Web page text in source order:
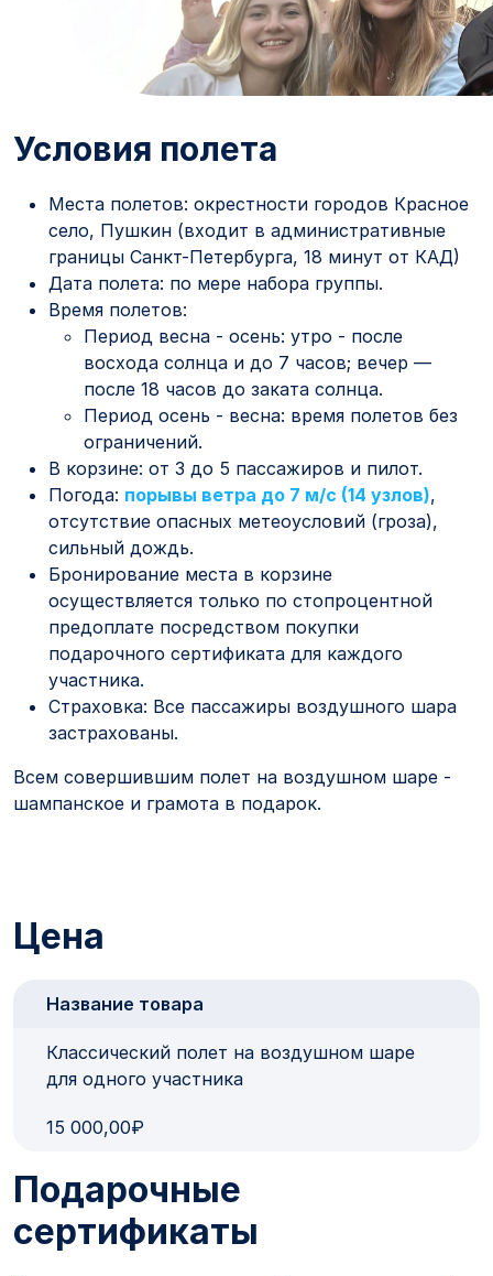
Условия полета
Места полетов: окрестности городов Красное
село, Пушкин (входит в административные
границы Санкт-Петербурга, 18 минут от КАД)
Дата полета: по мере набора группы.
Время полетов:
Период весна - осень: утро - после
восхода солнца и до 7 часов; вечер —
после 18 часов до заката солнца.
Период осень - весна: время полетов без
ограничений.
В корзине: от 3 до 5 пассажиров и пилот.
Погода: порывы ветра до 7 м/с (14 узлов),
отсутствие опасных метеоусловий (гроза),
сильный дождь.
Бронирование места в корзине
осуществляется только по стопроцентной
предоплате посредством покупки
подарочного сертификата для каждого
участника.
Страховка: Все пассажиры воздушного шара
застрахованы.
Всем совершившим полет на воздушном шаре -
шампанское и грамота в подарок.
Цена
Название товара
Классический полет на воздушном шаре
для одного участника
15 000,00₽
Подарочные
сертификаты